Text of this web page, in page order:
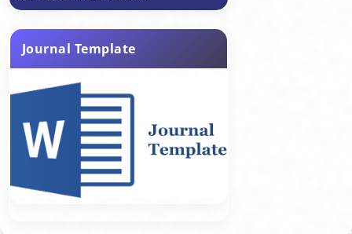
Journal Template